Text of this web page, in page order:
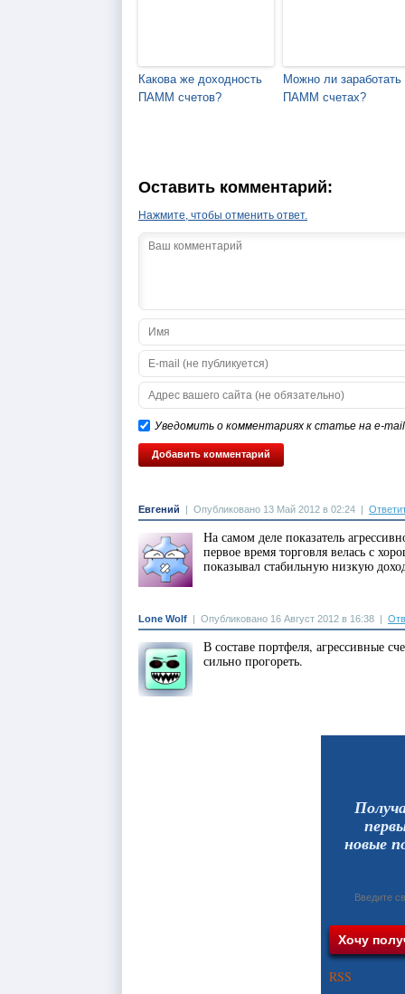
Какова же доходность
ПАММ счетов?
Можно ли заработать
ПАММ счетах?
Оставить комментарий:
Нажмите, чтобы отменить ответ.
Уведомить о комментариях к статье на e-mail
Евгений | Опубликовано 13 Май 2012 в 02:24 |
На самом деле показатель
первое время торговля велась с
показывал стабильную низкую
Lone Wolf | Опубликовано 16 Август 2012 в 16:38 |
В составе портфеля, агрессивные
сильно прогореть.
новые
RSS